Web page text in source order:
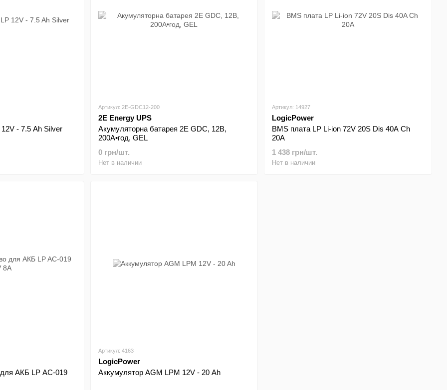
- 7.5 Ah Silver
Артикул: 2E-GDC12-200
2E Energy UPS
Акумуляторна батарея 2E GDC, 12В,
200А•год, GEL
0 грн/шт.
Нет в наличии
Артикул: 14927
LogicPower
BMS плата LP Li-ion 72V 20S Dis 40A Ch
20A
1 438 грн/шт.
Нет в наличии
АКБ LP AC-019
Артикул: 4163
LogicPower
Аккумулятор AGM LPM 12V - 20 Ah